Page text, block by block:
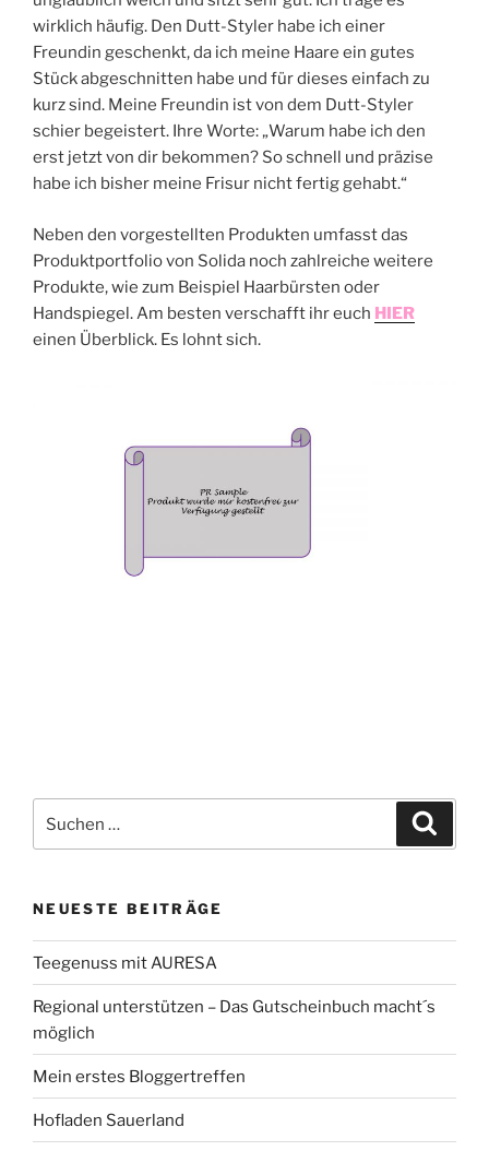
wirklich häufig. Den Dutt-Styler habe ich einer
Freundin geschenkt, da ich meine Haare ein gutes
Stück abgeschnitten habe und für dieses einfach zu
kurz sind. Meine Freundin ist von dem Dutt-Styler
schier begeistert. Ihre Worte: „Warum habe ich den
erst jetzt von dir bekommen? So schnell und präzise
habe ich bisher meine Frisur nicht fertig gehabt.“
Neben den vorgestellten Produkten umfasst das
Produktportfolio von Solida noch zahlreiche weitere
Produkte, wie zum Beispiel Haarbürsten oder
Handspiegel. Am besten verschafft ihr euch HIER
einen Überblick. Es lohnt sich.
nach:
NEUESTE BEITRÄGE
Teegenuss mit AURESA
Regional unterstützen – Das Gutscheinbuch macht´s
möglich
Mein erstes Bloggertreffen
Hofladen Sauerland